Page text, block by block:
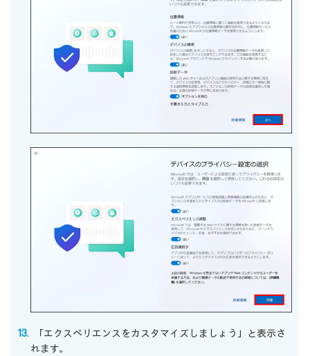
「エクスペリエンスをカスタマイズしましょう」と表示さ
れます。